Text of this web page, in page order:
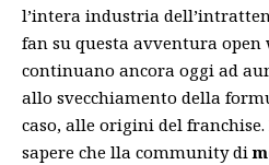
l’intera industria
fan su questa avventura
continuano ancora oggi ad
allo svecchiamento della
caso, alle origini del
sapere che lla community di